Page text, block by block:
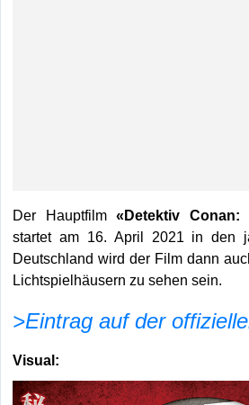
Der Hauptfilm«Detektiv
startet am 16. April 2021 in den
Deutschland wird der Film dann
Lichtspielhäusern zu sehen sein.
>Eintrag auf der
Visual: